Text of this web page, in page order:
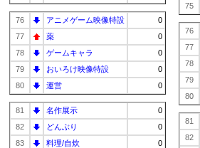
76 アニメゲーム映像特設
0
77
薬
0
78
ゲームキャラ
0
79
おいろけ映像特設
0
80
運営 0
81 名作展示
0
82
どんぶり
0
83
料理/自炊
0
75
76
77
78
79
80
81
82